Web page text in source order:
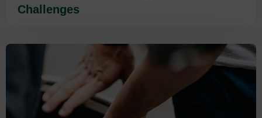
Challenges